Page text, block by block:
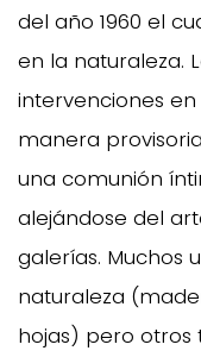
del año 1960 el
en la naturaleza.
intervenciones
manera
una comunión
alejándose del
galerías. Muchos
naturaleza
hojas) pero